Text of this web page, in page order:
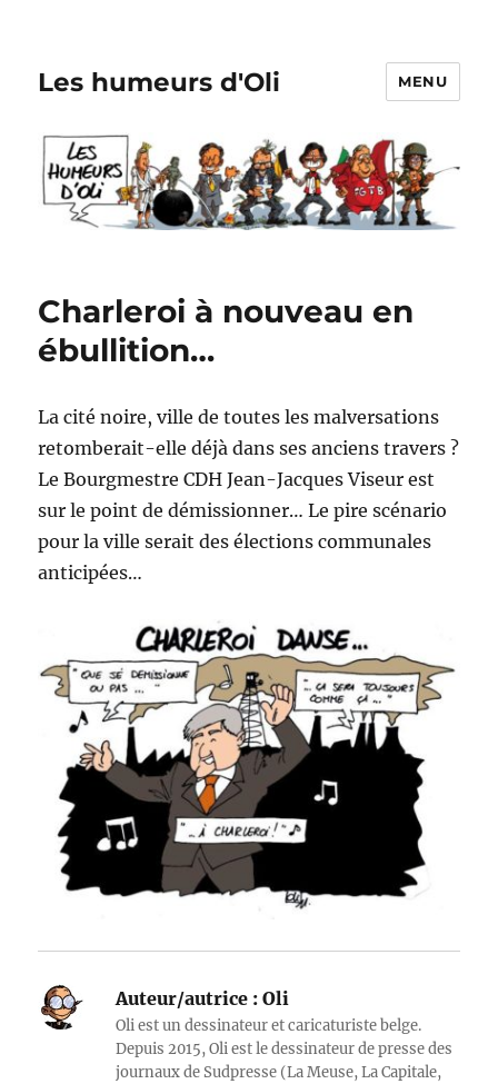
Les humeurs d'Oli MENU
Charleroi à nouveau en
ébullition…
La cité noire, ville de toutes les malversations
retomberait-elle déjà dans ses anciens travers ?
Le Bourgmestre CDH Jean-Jacques Viseur est
sur le point de démissionner… Le pire scénario
pour la ville serait des élections communales
anticipées…
Auteur/autrice : Oli
Oli est un dessinateur et caricaturiste belge.
Depuis 2015, Oli est le dessinateur de presse des
journaux de Sudpresse (La Meuse, La Capitale,